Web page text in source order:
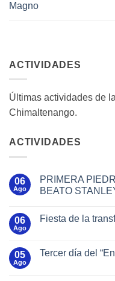
Magno
ACTIVIDADES
Últimas actividades de
Chimaltenango.
ACTIVIDADES
06
Ago
PRIMERA
BEATO
06
Ago
Fiesta de la
05
Ago
Tercer día del